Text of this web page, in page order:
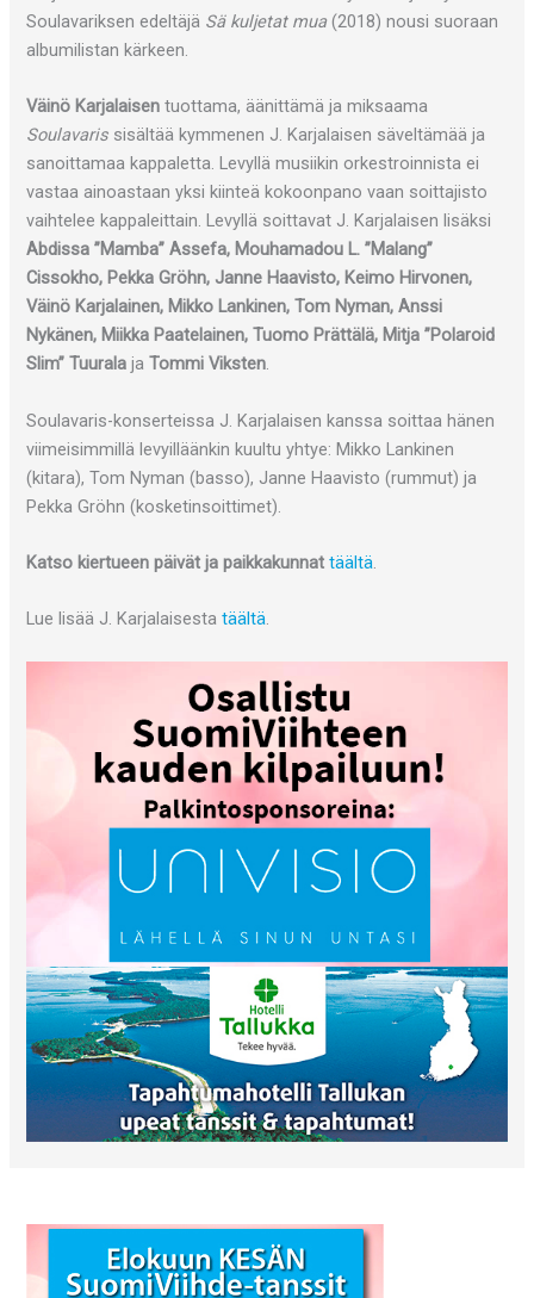
Soulavariksen edeltäjä Sä kuljetat mua (2018) nousi suoraan
albumilistan kärkeen.
Väinö Karjalaisen tuottama, äänittämä ja miksaama
Soulavaris sisältää kymmenen J. Karjalaisen säveltämää ja
sanoittamaa kappaletta. Levyllä musiikin orkestroinnista ei
vastaa ainoastaan yksi kiinteä kokoonpano vaan soittajisto
vaihtelee kappaleittain. Levyllä soittavat J. Karjalaisen lisäksi
Abdissa ”Mamba” Assefa, Mouhamadou L. ”Malang”
Cissokho, Pekka Gröhn, Janne Haavisto, Keimo Hirvonen,
Väinö Karjalainen, Mikko Lankinen, Tom Nyman, Anssi
Nykänen, Miikka Paatelainen, Tuomo Prättälä, Mitja ”Polaroid
Slim” Tuurala jaTommi Viksten.
Soulavaris-konserteissa J. Karjalaisen kanssa soittaa hänen
viimeisimmillä levyilläänkin kuultu yhtye: Mikko Lankinen
(kitara), Tom Nyman (basso), Janne Haavisto (rummut) ja
Pekka Gröhn (kosketinsoittimet).
Katso kiertueen päivät ja paikkakunnat täältä.
Lue lisää J. Karjalaisestatäältä.